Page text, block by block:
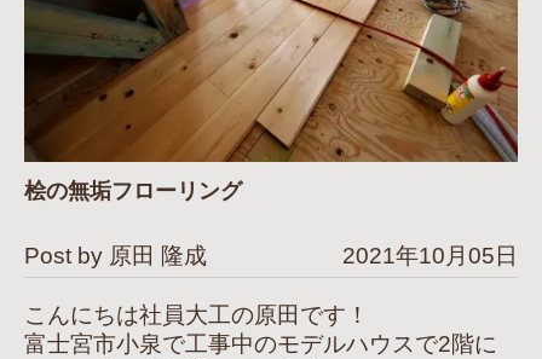
桧の無垢フローリング
Post by 原田 隆成 2021年10月05日
こんにちは社員大工の原田です！
富士宮市小泉で工事中のモデルハウスで2階に